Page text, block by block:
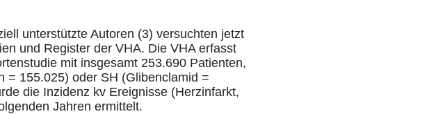
unterstützte Autoren (3) versuchten jetzt
und Register der VHA. Die VHA erfasst
mit insgesamt 253.690 Patienten,
= 155.025) oder SH (Glibenclamid =
die Inzidenz kv Ereignisse (Herzinfarkt,
Jahren ermittelt.